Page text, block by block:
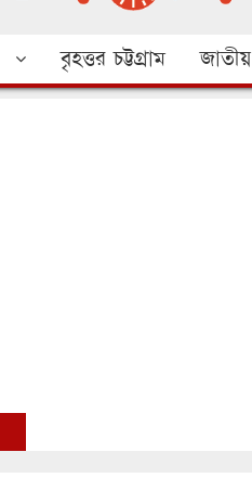
বৃহত্তর চট্টগ্রাম জাতীয়